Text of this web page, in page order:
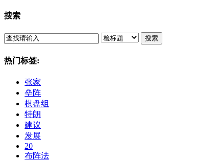
搜索
搜索
热门标签:
张家
垒阵
棋盘组
特朗
建议
发展
20
布阵法